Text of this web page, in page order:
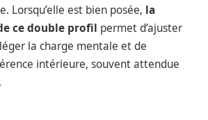
Lorsqu’elle est bien posée, la
ce double profil permet d’ajuster
la charge mentale et de
intérieure, souvent attendue